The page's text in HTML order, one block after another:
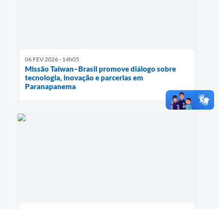
06 FEV 2026 - 14h05
Missão Taiwan–Brasil promove diálogo sobre
tecnologia, inovação e parcerias em
Paranapanema